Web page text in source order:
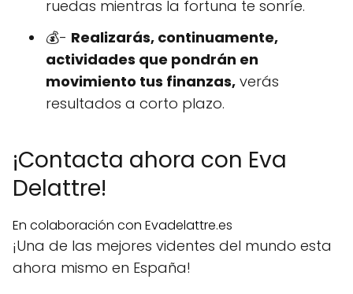
ruedas mientras la fortuna te sonríe.
💰- Realizarás, continuamente,
actividades que pondrán en
movimiento tus finanzas, verás
resultados a corto plazo.
¡Contacta ahora con Eva
Delattre!
En colaboración con Evadelattre.es
¡Una de las mejores videntes del mundo esta
ahora mismo en España!